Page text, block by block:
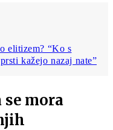
elitizem? “Ko s
kažejo nazaj nate”
mora